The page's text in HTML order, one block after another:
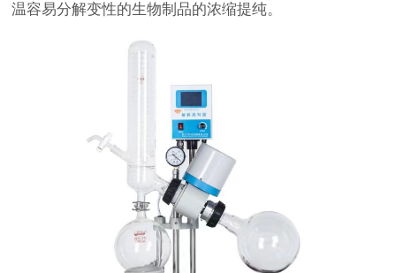
温容易分解变性的生物制品的浓缩提纯。